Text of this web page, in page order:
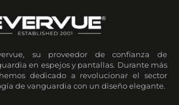
su proveedor de confianza de
en espejos y pantallas. Durante más
dedicado a revolucionar el sector
de vanguardia con un diseño elegante.